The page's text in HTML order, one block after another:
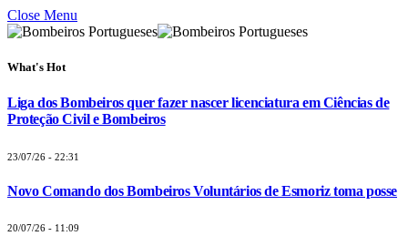
Close Menu
What's Hot
Liga dos Bombeiros quer fazer nascer licenciatura em Ciências de
Proteção Civil e Bombeiros
23/07/26 - 22:31
Novo Comando dos Bombeiros Voluntários de Esmoriz toma posse
20/07/26 - 11:09